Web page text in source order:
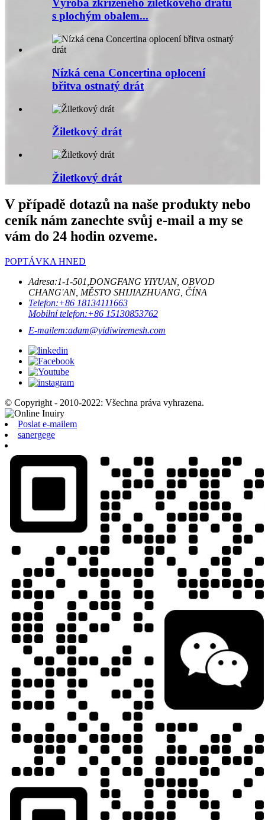
Výroba zkříženého žiletkového drátu
s plochým obalem...
Nízká cena Concertina oplocení
břitva ostnatý drát
Žiletkový drát
Žiletkový drát
V případě dotazů na naše produkty nebo
ceník nám zanechte svůj e-mail a my se
vám do 24 hodin ozveme.
POPTÁVKA HNED
Adresa:1-1-501,DONGFANG YIYUAN, OBVOD
CHANG'AN, MĚSTO SHIJIAZHUANG, ČÍNA
Telefon:+86 18134111663
Mobilní telefon:+86 15130853762
E-mailem:adam@yidiwiremesh.com
© Copyright - 2010-2022: Všechna práva vyhrazena.
Poslat e-mailem
sanergege